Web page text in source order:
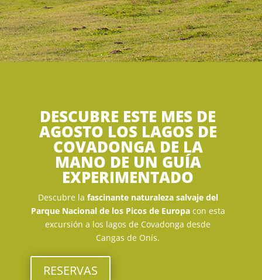
DESCUBRE ESTE MES DE
AGOSTO LOS LAGOS DE
COVADONGA DE LA
MANO DE UN GUÍA
EXPERIMENTADO
Descubre la fascinante naturaleza salvaje del
Parque Nacional de los Picos de Europacon esta
excursión a los lagos de Covadonga desde
Cangas de Onís.
RESERVAS